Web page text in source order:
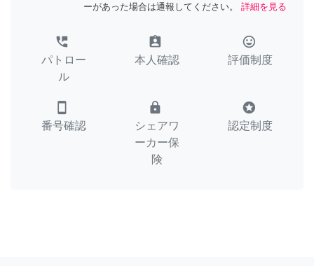
ーがあった場合は通報してください。
詳細を見る
perm_phone_msg
パトロー
ル
assignment_ind
本人確認
tag_faces
評価制度
smartphone
番号確認
lock
シェアワ
ーカー保
険
stars
認定制度